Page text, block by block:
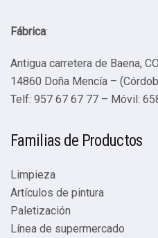
Fábrica:
Antigua carretera de Baena,
14860 Doña Mencía –
Telf: 957 67 67 77 – Móvil:
Familias de Productos
Limpieza
Artículos de pintura
Paletización
Línea de supermercado